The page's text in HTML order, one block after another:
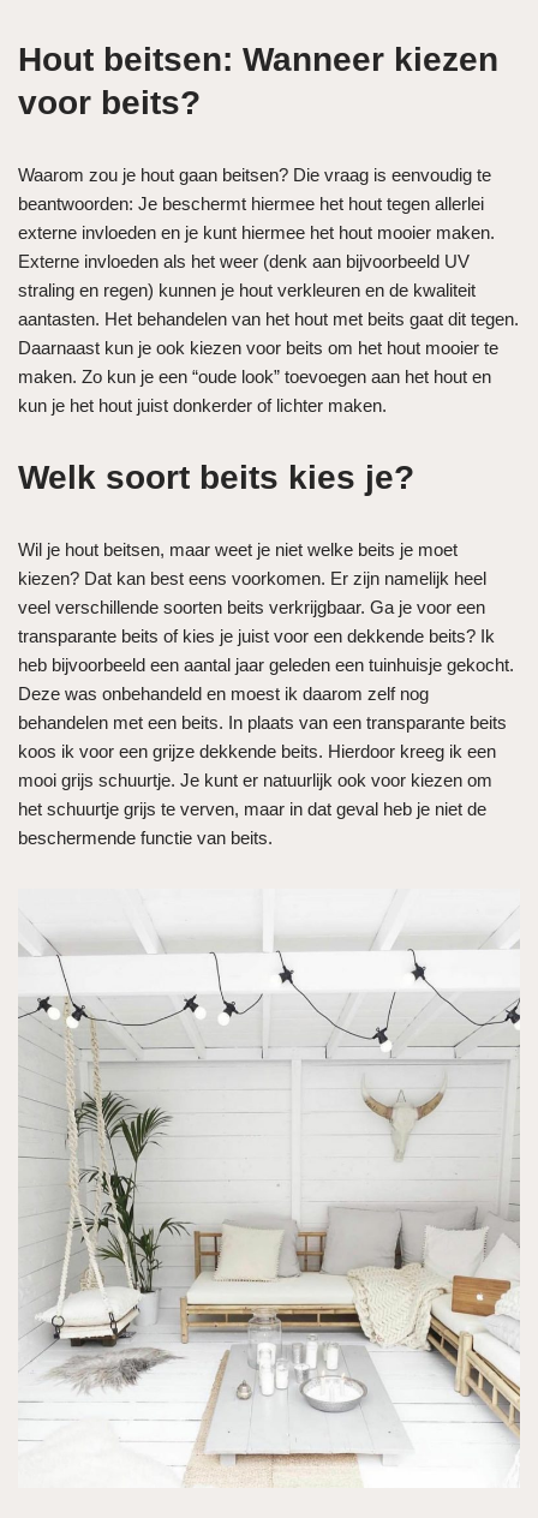
Hout beitsen: Wanneer kiezen
voor beits?
Waarom zou je hout gaan beitsen? Die vraag is eenvoudig te
beantwoorden: Je beschermt hiermee het hout tegen allerlei
externe invloeden en je kunt hiermee het hout mooier maken.
Externe invloeden als het weer (denk aan bijvoorbeeld UV
straling en regen) kunnen je hout verkleuren en de kwaliteit
aantasten. Het behandelen van het hout met beits gaat dit tegen.
Daarnaast kun je ook kiezen voor beits om het hout mooier te
maken. Zo kun je een “oude look” toevoegen aan het hout en
kun je het hout juist donkerder of lichter maken.
Welk soort beits kies je?
Wil je hout beitsen, maar weet je niet welke beits je moet
kiezen? Dat kan best eens voorkomen. Er zijn namelijk heel
veel verschillende soorten beits verkrijgbaar. Ga je voor een
transparante beits of kies je juist voor een dekkende beits? Ik
heb bijvoorbeeld een aantal jaar geleden een tuinhuisje gekocht.
Deze was onbehandeld en moest ik daarom zelf nog
behandelen met een beits. In plaats van een transparante beits
koos ik voor een grijze dekkende beits. Hierdoor kreeg ik een
mooi grijs schuurtje. Je kunt er natuurlijk ook voor kiezen om
het schuurtje grijs te verven, maar in dat geval heb je niet de
beschermende functie van beits.